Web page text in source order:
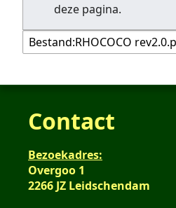
deze pagina.
Contact
Bezoekadres:
Overgoo 1
2266 JZ Leidschendam